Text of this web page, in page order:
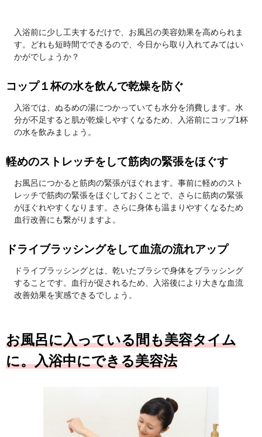
入浴前に少し工夫するだけで、お風呂の美容効果を高められま
す。どれも短時間でできるので、今日から取り入れてみてはい
かがでしょうか？
コップ１杯の水を飲んで乾燥を防ぐ
入浴では、ぬるめの湯につかっていても水分を消費します。水
分が不足すると肌が乾燥しやすくなるため、入浴前にコップ1杯
の水を飲みましょう。
軽めのストレッチをして筋肉の緊張をほぐす
お風呂につかると筋肉の緊張がほぐれます。事前に軽めのスト
レッチで筋肉の緊張をほぐしておくことで、さらに筋肉の緊張
がほぐれやすくなります。さらに身体も温まりやすくなるため
血行改善にも繋がりますよ。
ドライブラッシングをして血流の流れアップ
ドライブラッシングとは、乾いたブラシで身体をブラッシング
することです。血行が促されるため、入浴後により大きな血流
改善効果を実感できるでしょう。
お風呂に入っている間も美容タイム
に。入浴中にできる美容法